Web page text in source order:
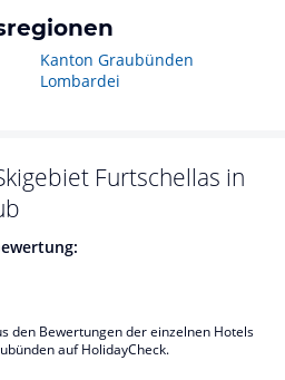
Kanton Graubünden
Lombardei
Furtschellas in
den Bewertungen der einzelnen Hotels
auf HolidayCheck.